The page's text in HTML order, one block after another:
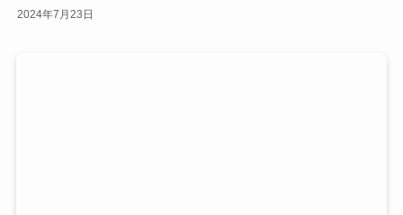
2024年7月23日